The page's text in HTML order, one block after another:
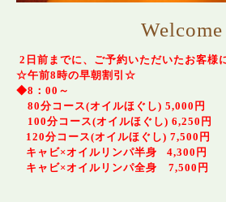
Welcome
2日前までに、ご予約いただいたお客様
☆午前8時の早朝割引☆
◆8：00～
80分コース(オイルほぐし) 5,000円
100分コース(オイルほぐし) 6,250円
120分コース(オイルほぐし) 7,500円
キャビ×オイルリンパ半身 4,300円
キャビ×オイルリンパ